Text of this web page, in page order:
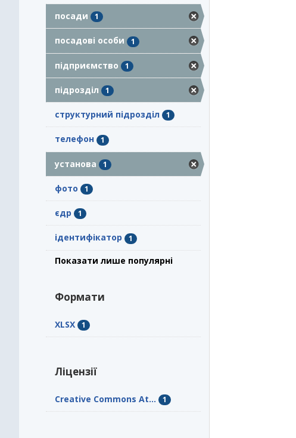
посади 1
посадові особи 1
підприємство 1
підрозділ 1
структурний підрозділ 1
телефон 1
установа 1
фото 1
єдр 1
ідентифікатор 1
Показати лише популярні
Формати
XLSX 1
Ліцензії
Creative Commons At... 1